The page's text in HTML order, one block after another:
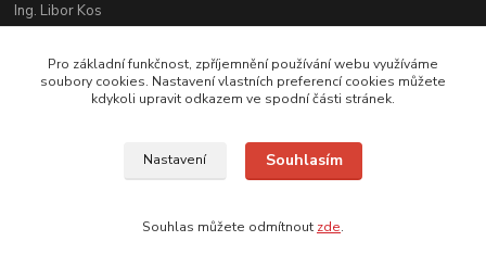
Ing. Libor Kos
+420 601 555 225
(Po-Pá: 8-17:00 hod.)
info@infrasystemy.cz
infrasystémy s.r.o. 2012-2019
Pro základní funkčnost, zpříjemnění používání webu využíváme
soubory cookies. Nastavení vlastních preferencí cookies můžete
kdykoli upravit odkazem ve spodní části stránek.
Nastavení Souhlasím
Souhlas můžete odmítnout zde.